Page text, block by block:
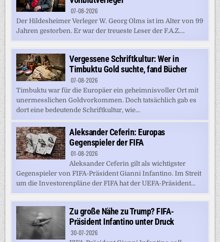
07-08-2026
Der Hildesheimer Verleger W. Georg Olms ist im Alter von 99
Jahren gestorben. Er war der treueste Leser der F.A.Z....
Vergessene Schriftkultur: Wer in
Timbuktu Gold suchte, fand Bücher
07-08-2026
Timbuktu war für die Europäer ein geheimnisvoller Ort mit
unermesslichen Goldvorkommen. Doch tatsächlich gab es
dort eine bedeutende Schriftkultur, wie...
Aleksander Ceferin: Europas
Gegenspieler der FIFA
01-08-2026
Aleksander Ceferin gilt als wichtigster
Gegenspieler von FIFA-Präsident Gianni Infantino. Im Streit
um die Investorenpläne der FIFA hat der UEFA-Präsident...
Zu große Nähe zu Trump? FIFA-
Präsident Infantino unter Druck
30-07-2026